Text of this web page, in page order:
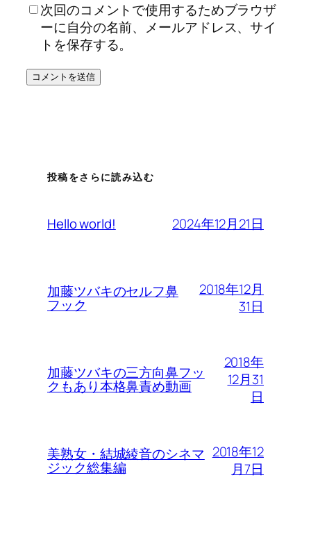
次回のコメントで使用するためブラウザ
ーに自分の名前、メールアドレス、サイ
トを保存する。
投稿をさらに読み込む
Hello world! 2024年12月21日
加藤ツバキのセルフ鼻
フック
2018年12月
31日
加藤ツバキの三方向鼻フッ
クもあり本格鼻責め動画
2018年
12月31
日
美熟女・結城綾音のシネマ
ジック総集編
2018年12
月7日